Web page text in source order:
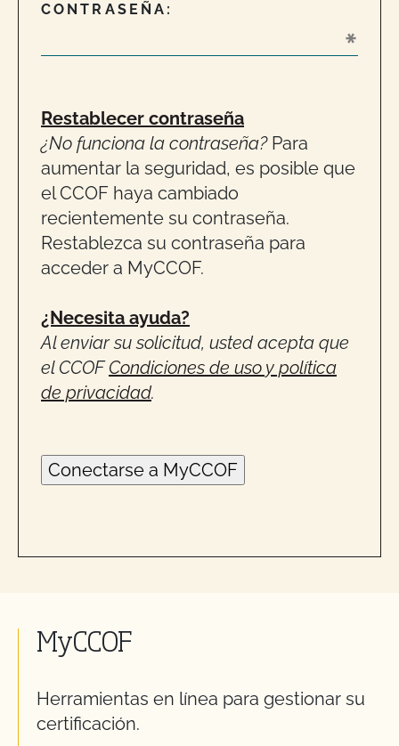
CONTRASEÑA:
Restablecer contraseña
¿No funciona la contraseña? Para
aumentar la seguridad, es posible que
el CCOF haya cambiado
recientemente su contraseña.
Restablezca su contraseña para
acceder a MyCCOF.
¿Necesita ayuda?
Al enviar su solicitud, usted acepta que
el CCOFCondiciones de uso y política
de privacidad.
MyCCOF
Herramientas en línea para gestionar su
certificación.